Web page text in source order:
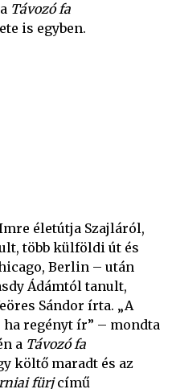
Távozó fa
is egyben.
életútja Szajláról,
több külföldi út és
Berlin – után
Ádámtól tanult,
Sándor írta. „A
regényt ír” – mondta
a Távozó fa
költő maradt és az
fürjcímű